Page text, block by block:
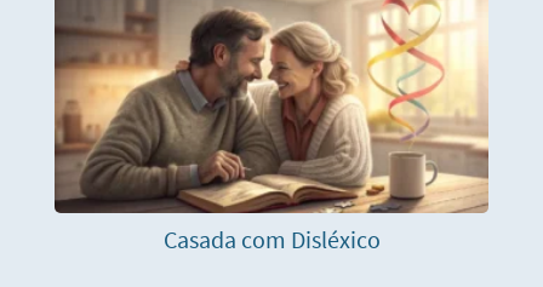
Casada com Disléxico